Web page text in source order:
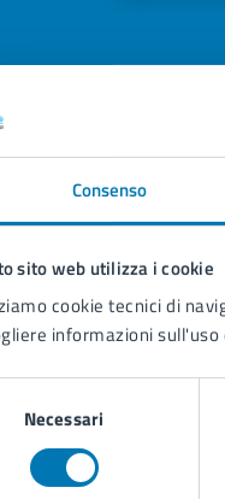
Consenso
sito web utilizza i cookie
cookie tecnici di
informazioni
Necessari